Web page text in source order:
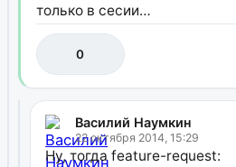
только в сесии…
0
Василий Наумкин
22 октября 2014, 15:29
Ну, тогда feature-request: